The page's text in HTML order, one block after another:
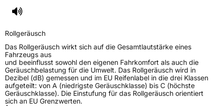
Rollgeräusch
Das Rollgeräusch wirkt sich auf die Gesamtlautstärke eines
Fahrzeugs aus
und beeinflusst sowohl den eigenen Fahrkomfort als auch die
Geräuschbelastung für die Umwelt. Das Rollgeräusch wird in
Dezibel (dB) gemessen und im EU Reifenlabel in die drei Klassen
aufgeteilt: von A (niedrigste Geräuschklasse) bis C (höchste
Geräuschklasse). Die Einstufung für das Rollgeräusch orientiert
sich an EU Grenzwerten.